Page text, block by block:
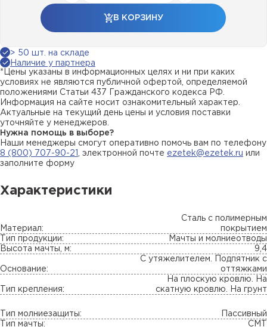
В КОРЗИНУ
> 50 шт. на складе
Наличие у партнера
*Цены указаны в информационных целях и ни при каких
условиях не являются публичной офертой, определяемой
положениями Статьи 437 Гражданского кодекса РФ.
Информация на сайте носит ознакомительный характер.
Актуальные на текущий день цены и условия поставки
уточняйте у менеджеров.
Нужна помощь в выборе?
Наши менеджеры смогут оперативно помочь вам по телефону
8 (800) 707-90-21
, электронной почте ezetek@ezetek.ru или
заполните форму
Характеристики
Материал:
Сталь с полимерным
покрытием
Тип продукции:
Мачты и молниеотводы
Высота мачты, м:
9,4
Основание:
С утяжелителем. Подпятник с
оттяжками
Тип крепления:
На плоскую кровлю. На
скатную кровлю. На грунт
Тип молниезащиты:
Пассивный
Тип мачты:
СМТ